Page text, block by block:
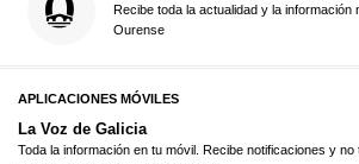
Recibe toda la actualidad y la información
Ourense
APLICACIONES MÓVILES
La Voz de Galicia
Toda la información en tu móvil. Recibe notificaciones y no